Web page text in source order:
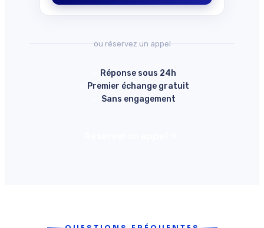
ou réservez un appel
Réponse sous 24h
Premier échange gratuit
Sans engagement